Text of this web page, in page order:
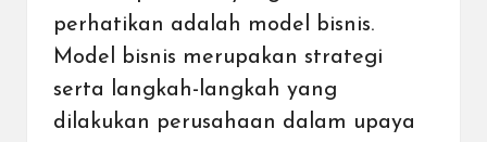
perhatikan adalah model bisnis.
Model bisnis merupakan strategi
serta langkah-langkah yang
dilakukan perusahaan dalam upaya